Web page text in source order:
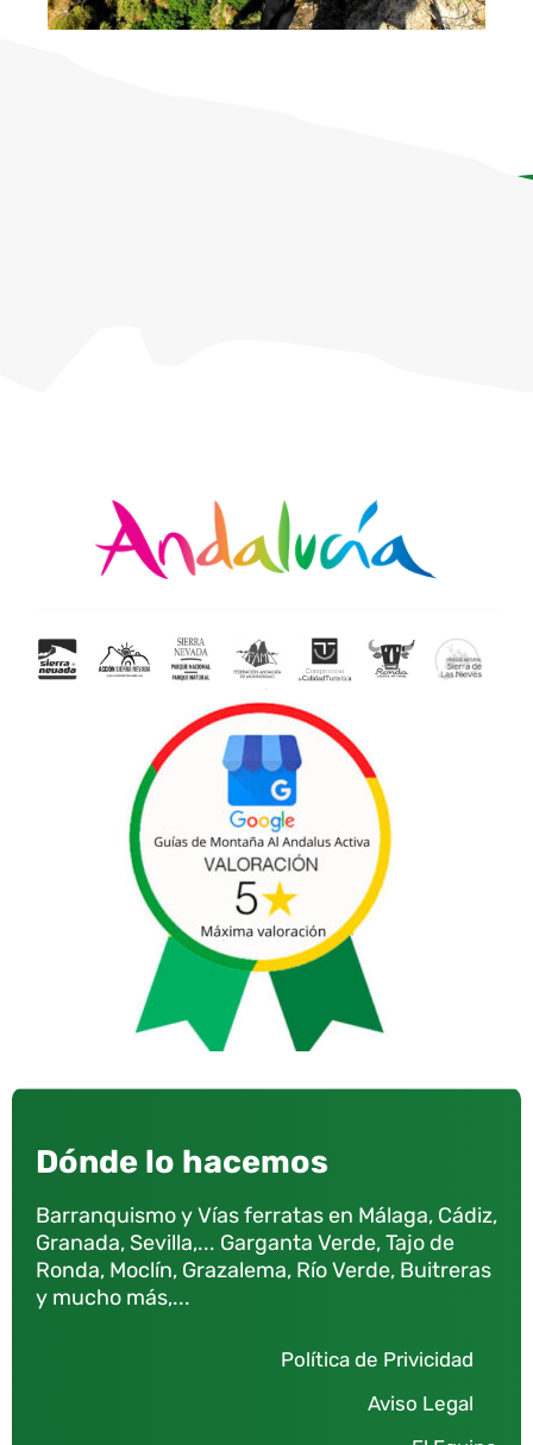
Dónde lo hacemos
Barranquismo y Vías ferratas en Málaga, Cádiz,
Granada, Sevilla,... Garganta Verde, Tajo de
Ronda, Moclín, Grazalema, Río Verde, Buitreras
y mucho más,...
Política de Privicidad
Aviso Legal